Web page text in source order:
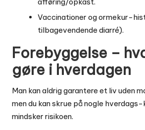
Vaccinationer og ormekur-
tilbagevendende diarré).
Forebyggelse –
gøre i hverdagen
Man kan aldrig garantere et liv uden
men du kan skrue på nogle
mindsker risikoen.